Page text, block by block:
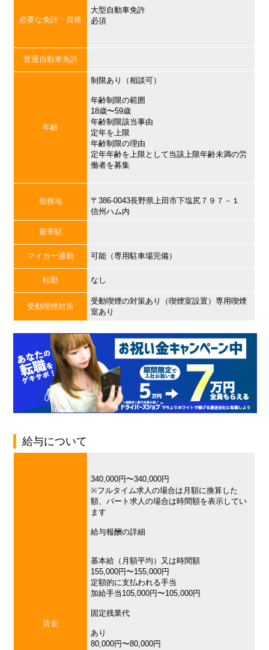
必要な免許・資格
大型自動車免許
必須
普通自動車免許
年齢
制限あり（相談可）
年齢制限の範囲
18歳〜59歳
年齢制限該当事由
定年を上限
年齢制限の理由
定年年齢を上限として当該上限年齢未満の労
働者を募集
勤務地
〒386-0043長野県上田市下塩尻７９７－１
信州ハム内
最寄駅
マイカー通勤 可能（専用駐車場完備）
転勤 なし
受動喫煙対策
受動喫煙の対策あり（喫煙室設置）専用喫煙
室あり
給与について
賃金
340,000円〜340,000円
※フルタイム求人の場合は月額に換算した
額、パート求人の場合は時間額を表示してい
ます
給与報酬の詳細
基本給（月額平均）又は時間額
155,000円〜155,000円
定額的に支払われる手当
加給手当105,000円〜105,000円
固定残業代
あり
80,000円〜80,000円